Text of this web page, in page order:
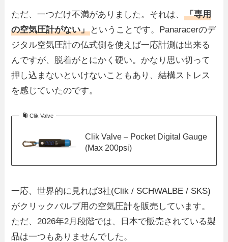
ただ、一つだけ不満がありました。それは、「専用
の空気圧計がない」 ということです。Panaracerのデ
ジタル空気圧計の仏式側を使えば一応計測は出来る
んですが、脱着がとにかく硬い。かなり思い切って
押し込まないといけないこともあり、結構ストレス
を感じていたのです。
Clik Valve
Clik Valve – Pocket Digital Gauge
(Max 200psi)
一応、世界的に見れば3社(Clik / SCHWALBE / SKS)
がクリックバルブ用の空気圧計を販売しています。
ただ、2026年2月段階では、日本で販売されている製
品は一つもありませんでした。